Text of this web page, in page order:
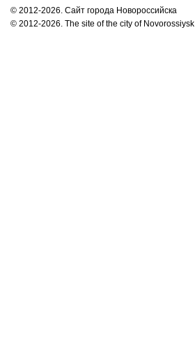
© 2012-2026. Сайт города Новороссийска
© 2012-2026. The site of the city of Novorossiysk